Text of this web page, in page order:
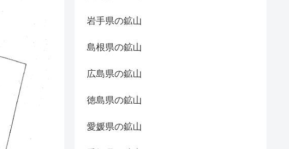
岩手県の鉱山
島根県の鉱山
広島県の鉱山
徳島県の鉱山
愛媛県の鉱山